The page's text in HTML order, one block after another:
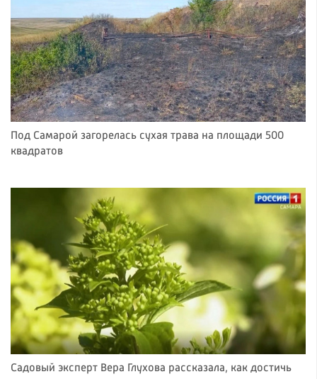
Под Самарой загорелась сухая трава на площади 500
квадратов
Садовый эксперт Вера Глухова рассказала, как достичь